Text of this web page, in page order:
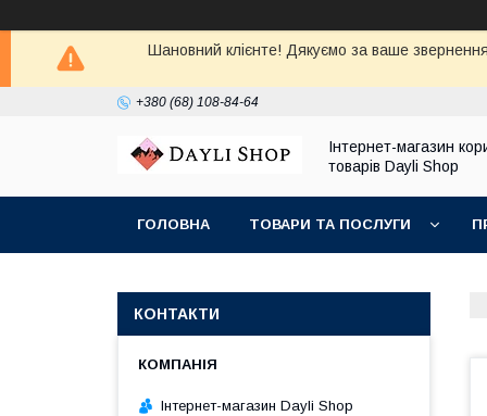
Шановний клієнте! Дякуємо за ваше
+380 (68) 108-84-64
Інтернет-магазин
товарів Dayli Shop
ГОЛОВНА ТОВАРИ ТА ПОСЛУГИ
КОНТАКТИ
Інтернет-магазин Dayli Shop